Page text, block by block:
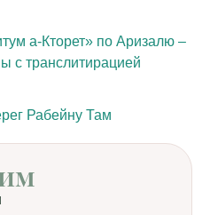
а-Кторет» по Аризалю –
с транслитирацией
Рабейну Там